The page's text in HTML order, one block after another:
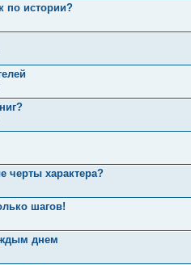
по истории?
черты характера?
шагов!
днем